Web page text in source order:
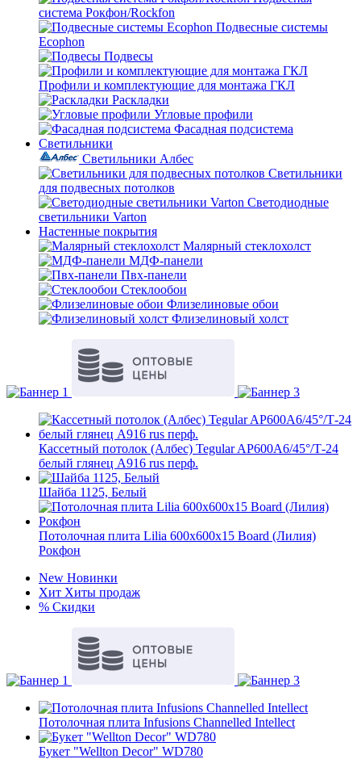
система Рокфон/Rockfon
Подвесные системы
Ecophon
Подвесы
Профили и комплектующие для монтажа ГКЛ
Раскладки
Угловые профили
Фасадная подсистема
Светильники
Светильники Албес
Светильники
для подвесных потолков
Светодиодные
светильники Varton
Настенные покрытия
Малярный стеклохолст
МДФ-панели
Пвх-панели
Стеклообои
Флизелиновые обои
Флизелиновый холст
Кассетный потолок (Албес) Tegular AP600A6/45°/Т-24
белый глянец A916 rus перф.
Шайба 1125, Белый
Потолочная плита Lilia 600х600х15 Board (Лилия)
Рокфон
New Новинки
Хит Хиты продаж
% Скидки
Потолочная плита Infusions Channelled Intellect
Букет "Wellton Decor" WD780